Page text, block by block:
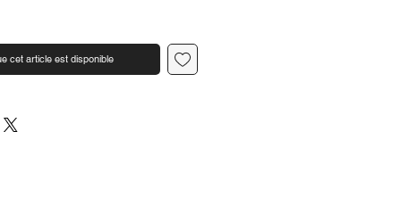
cet article est disponible